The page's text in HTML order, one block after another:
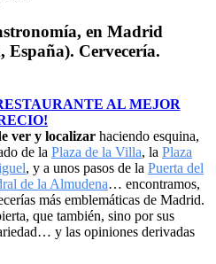
en Madrid
Cervecería.
AL MEJOR
ver y localizar haciendo esquina,
de la Plaza de la Villa, la Plaza
, y a unos pasos de la Puerta del
de la Almudena… encontramos,
más emblemáticas de Madrid.
que también, sino por sus
y las opiniones derivadas